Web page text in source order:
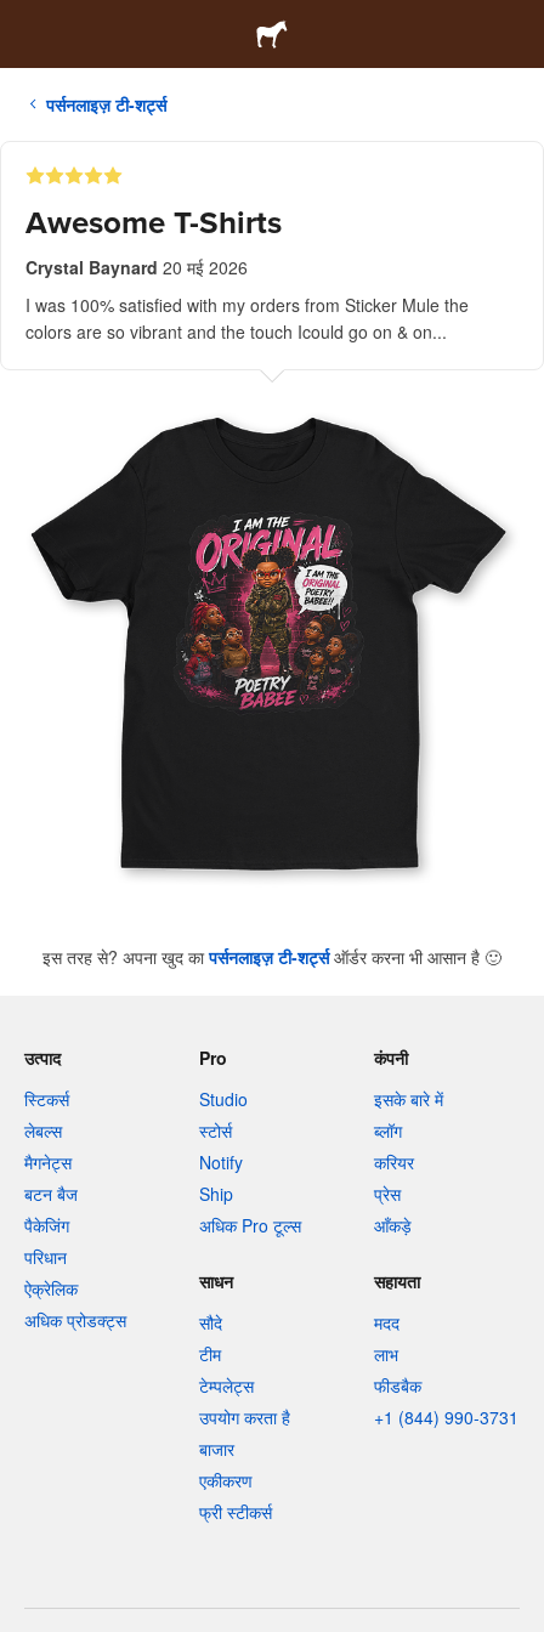
पर्सनलाइज़ टी-शर्ट्स
Awesome T-Shirts
Crystal Baynard 20 मई 2026
I was 100% satisfied with my orders from Sticker Mule the
colors are so vibrant and the touch Icould go on & on...
इस तरह से? अपना खुद कापर्सनलाइज़ टी-शर्ट्सऑर्डर करना भी आसान है 🙂
उत्पाद
स्टिकर्स
लेबल्स
मैगनेट्स
बटन बैज
पैकेजिंग
परिधान
ऐक्रेलिक
अधिक प्रोडक्ट्स
Pro
Studio
स्टोर्स
Notify
Ship
अधिक Pro टूल्स
कंपनी
इसके बारे में
ब्लॉग
करियर
प्रेस
आँकड़े
साधन
सौदे
टीम
टेम्पलेट्स
उपयोग करता है
बाजार
एकीकरण
फ्री स्टीकर्स
सहायता
मदद
लाभ
फीडबैक
+1 (844) 990-3731